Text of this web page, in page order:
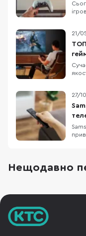
Гц,
21/
ТОП
HDR
27/
Нещодавно